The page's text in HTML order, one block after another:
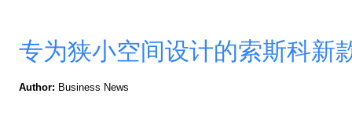
专为狭小空间设计的索斯科新
Author: Business News